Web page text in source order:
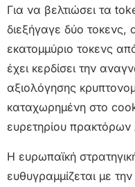
Για να βελτιώσει τα
διεξήγαγε δύο
εκατομμύριο τοκενς
έχει κερδίσει την
αξιολόγησης
καταχωρημένη στο
ευρετηρίου πρακτόρων
Η ευρωπαϊκή
ευθυγραμμίζεται με